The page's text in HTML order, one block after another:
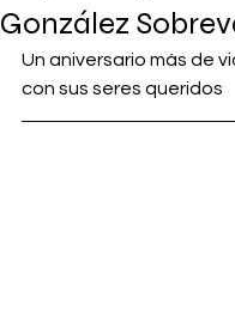
González
Un aniversario más de
con sus seres queridos